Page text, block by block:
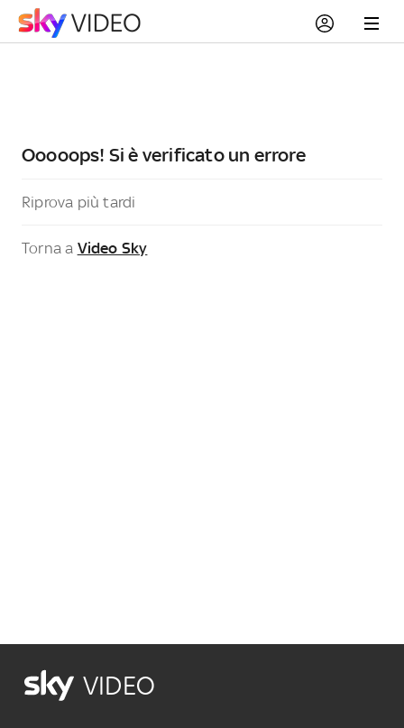
Ooooops! Si è verificato un errore
Riprova più tardi
Torna a Video Sky
VIDEO